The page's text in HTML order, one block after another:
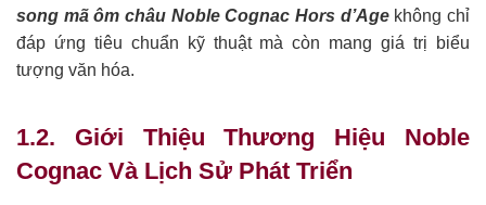
song mã ôm châu Noble Cognac Hors d’Agekhông chỉ
đáp ứng tiêu chuẩn kỹ thuật mà còn mang giá trị biểu
tượng văn hóa.
1.2. Giới Thiệu Thương Hiệu Noble
Cognac Và Lịch Sử Phát Triển